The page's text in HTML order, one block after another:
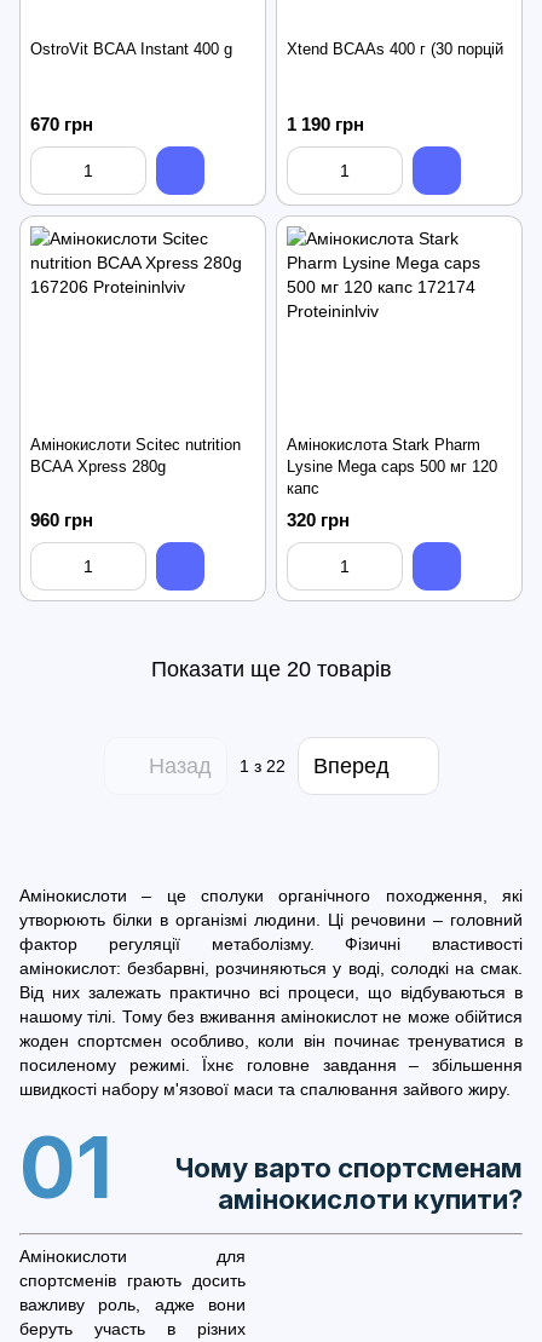
OstroVit BCAA Instant 400 g
670 грн
Xtend BCAAs 400 г (30 порцій
1 190 грн
Амінокислоти Scitec nutrition
BCAA Xpress 280g
960 грн
Амінокислота Stark Pharm
Lysine Mega caps 500 мг 120
капc
320 грн
Показати ще 20 товарів
Назад 1 з 22 Вперед
Амінокислоти – це сполуки органічного походження, які
утворюють білки в організмі людини. Ці речовини – головний
фактор регуляції метаболізму. Фізичні властивості
амінокислот: безбарвні, розчиняються у воді, солодкі на смак.
Від них залежать практично всі процеси, що відбуваються в
нашому тілі. Тому без вживання амінокислот не може обійтися
жоден спортсмен особливо, коли він починає тренуватися в
посиленому режимі. Їхнє головне завдання – збільшення
швидкості набору м'язової маси та спалювання зайвого жиру.
Чому варто спортсменам
амінокислоти купити?
01
Амінокислоти для
спортсменів грають досить
важливу роль, адже вони
беруть участь в різних